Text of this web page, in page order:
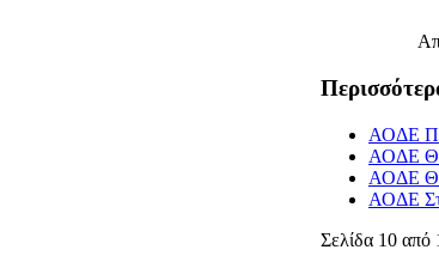
ΑΟΔΕ
ΑΟΔΕ
ΑΟΔΕ
ΑΟΔΕ
Σελίδα 10 από